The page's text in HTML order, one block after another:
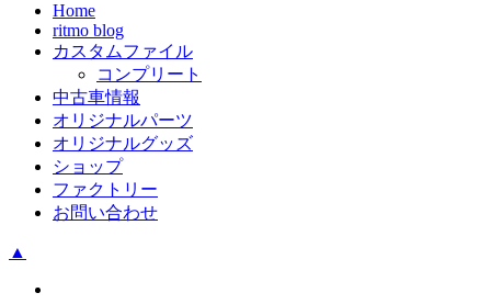
Home
ritmo blog
カスタムファイル
コンプリート
中古車情報
オリジナルパーツ
オリジナルグッズ
ショップ
ファクトリー
お問い合わせ
▲